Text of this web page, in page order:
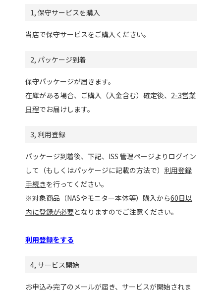
1, 保守サービスを購入
当店で保守サービスをご購入ください。
2, パッケージ到着
保守パッケージが届きます。
在庫がある場合、ご購入（入金含む）確定後、 2-3営業
日程でお届けします。
3, 利用登録
パッケージ到着後、下記、ISS 管理ページよりログイン
して（もしくはパッケージに記載の方法で） 利用登録
手続きを行ってください。
※対象商品（NASやモニター本体等）購入から60日以
内に登録が必要となりますのでご注意ください。
利用登録をする
4, サービス開始
お申込み完了のメールが届き、サービスが開始されま